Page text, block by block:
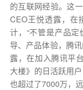
的互联网经验。这
CEO王悦透露，在
计，“不管是产品
导、产品体验，腾
露，在加入腾讯平
大楼》的日活跃用
也超过了7000万，